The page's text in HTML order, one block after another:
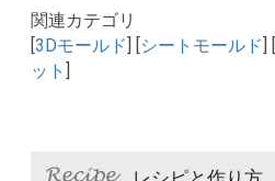
関連カテゴリ
3Dモールド シートモールド
ット